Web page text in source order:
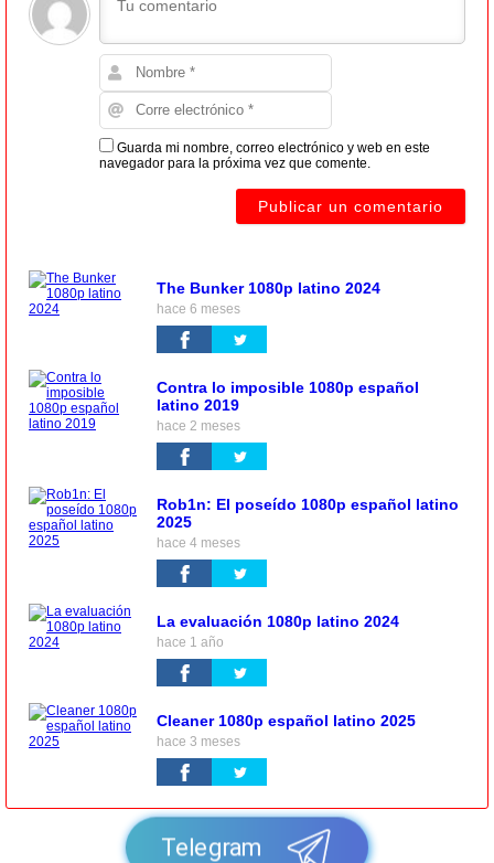
Guarda mi nombre, correo electrónico y web en este
navegador para la próxima vez que comente.
The Bunker 1080p latino 2024
hace 6 meses
Contra lo imposible 1080p español
latino 2019
hace 2 meses
Rob1n: El poseído 1080p español latino
2025
hace 4 meses
La evaluación 1080p latino 2024
hace 1 año
Cleaner 1080p español latino 2025
hace 3 meses
Telegram